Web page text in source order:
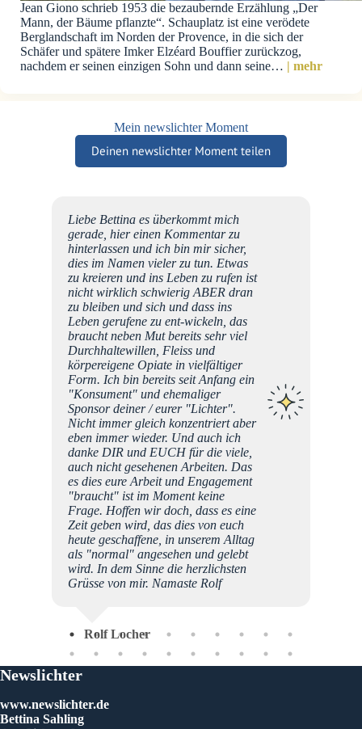
Jean Giono schrieb 1953 die bezaubernde Erzählung „Der
Mann, der Bäume pflanzte“. Schauplatz ist eine verödete
Berglandschaft im Norden der Provence, in die sich der
Schäfer und spätere Imker Elzéard Bouffier zurückzog,
nachdem er seinen einzigen Sohn und dann seine… | mehr
Mein newslichter Moment
Deinen newslichter Moment teilen
Liebe Bettina es überkommt mich
gerade, hier einen Kommentar zu
hinterlassen und ich bin mir sicher,
dies im Namen vieler zu tun. Etwas
zu kreieren und ins Leben zu rufen ist
nicht wirklich schwierig ABER dran
zu bleiben und sich und dass ins
Leben gerufene zu ent-wickeln, das
braucht neben Mut bereits sehr viel
Durchhaltewillen, Fleiss und
körpereigene Opiate in vielfältiger
Form. Ich bin bereits seit Anfang ein
"Konsument" und ehemaliger
Sponsor deiner / eurer "Lichter".
Nicht immer gleich konzentriert aber
eben immer wieder. Und auch ich
danke DIR und EUCH für die viele,
auch nicht gesehenen Arbeiten. Das
es dies eure Arbeit und Engagement
"braucht" ist im Moment keine
Frage. Hoffen wir doch, dass es eine
Zeit geben wird, das dies von euch
heute geschaffene, in unserem Alltag
als "normal" angesehen und gelebt
wird. In dem Sinne die herzlichsten
Grüsse von mir. Namaste Rolf
Rolf Locher
Newslichter
www.newslichter.de
Bettina Sahling